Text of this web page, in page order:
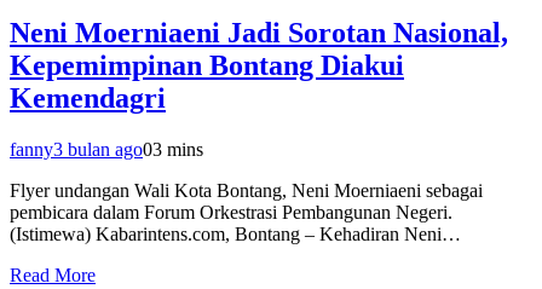
Neni Moerniaeni Jadi Sorotan Nasional,
Kepemimpinan Bontang Diakui
Kemendagri
fanny3 bulan ago03 mins
Flyer undangan Wali Kota Bontang, Neni Moerniaeni sebagai
pembicara dalam Forum Orkestrasi Pembangunan Negeri.
(Istimewa) Kabarintens.com, Bontang – Kehadiran Neni…
Read More